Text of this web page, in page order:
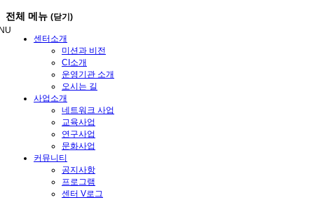
메
뉴
전체 메뉴 (닫기)
센터소개
미션과 비전
CI소개
운영기관 소개
오시는 길
사업소개
네트워크 사업
교육사업
연구사업
문화사업
커뮤니티
공지사항
프로그램
센터 V로그